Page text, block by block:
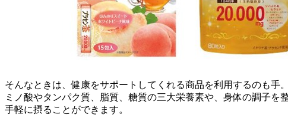
そんなときは、健康をサポートしてくれる商品を利用するのも手
ミノ酸やタンパク質、脂質、糖質の三大栄養素や、身体の調子を
手軽に摂ることができます。